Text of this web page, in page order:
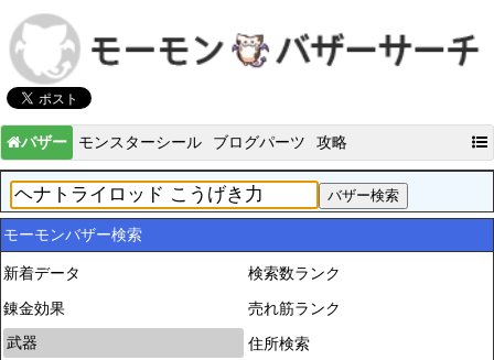
バザー モンスターシール ブログパーツ 攻略
モーモンバザー検索
新着データ
錬金効果
武器
検索数ランク
売れ筋ランク
住所検索